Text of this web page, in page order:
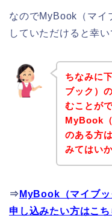
なのでMyBook（マイ
していただけると幸い
ちなみに
ブック）
むことが
MyBook
のある方
みてはい
⇒ MyBook（マイブ
申し込みたい方はこち